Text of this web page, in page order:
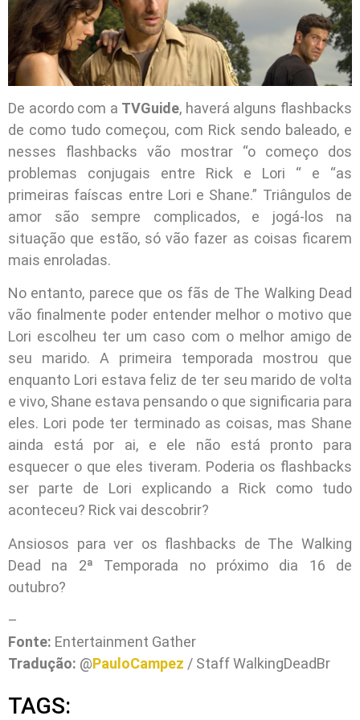
De acordo com a TVGuide, haverá alguns flashbacks
de como tudo começou, com Rick sendo baleado, e
nesses flashbacks vão mostrar “o começo dos
problemas conjugais entre Rick e Lori “ e “as
primeiras faíscas entre Lori e Shane.” Triângulos de
amor são sempre complicados, e jogá-los na
situação que estão, só vão fazer as coisas ficarem
mais enroladas.
No entanto, parece que os fãs de The Walking Dead
vão finalmente poder entender melhor o motivo que
Lori escolheu ter um caso com o melhor amigo de
seu marido. A primeira temporada mostrou que
enquanto Lori estava feliz de ter seu marido de volta
e vivo, Shane estava pensando o que significaria para
eles. Lori pode ter terminado as coisas, mas Shane
ainda está por ai, e ele não está pronto para
esquecer o que eles tiveram. Poderia os flashbacks
ser parte de Lori explicando a Rick como tudo
aconteceu? Rick vai descobrir?
Ansiosos para ver os flashbacks de The Walking
Dead na 2ª Temporada no próximo dia 16 de
outubro?
–
Fonte: Entertainment Gather
Tradução: @PauloCampez / Staff WalkingDeadBr
TAGS: